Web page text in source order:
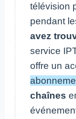
télévision
pendant
avez
service
offre un
chaînes